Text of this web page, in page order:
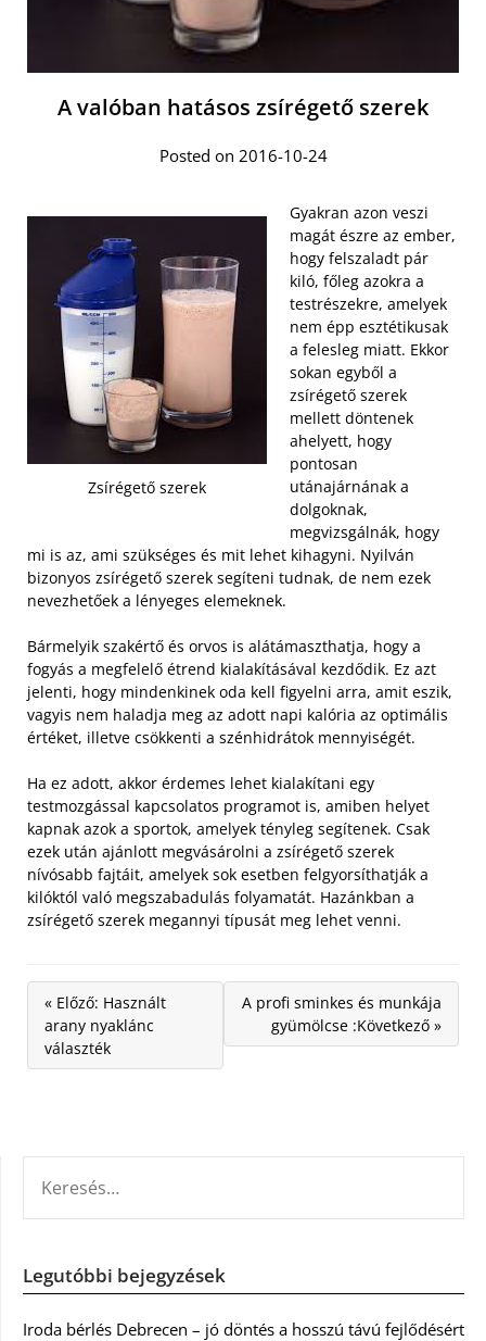
A valóban hatásos zsírégető szerek
Posted on 2016-10-24
Zsírégető szerek
Gyakran azon veszi
magát észre az ember,
hogy felszaladt pár
kiló, főleg azokra a
testrészekre, amelyek
nem épp esztétikusak
a felesleg miatt. Ekkor
sokan egyből a
zsírégető szerek
mellett döntenek
ahelyett, hogy
pontosan
utánajárnának a
dolgoknak,
megvizsgálnák, hogy
mi is az, ami szükséges és mit lehet kihagyni. Nyilván
bizonyos zsírégető szerek segíteni tudnak, de nem ezek
nevezhetőek a lényeges elemeknek.
Bármelyik szakértő és orvos is alátámaszthatja, hogy a
fogyás a megfelelő étrend kialakításával kezdődik. Ez azt
jelenti, hogy mindenkinek oda kell figyelni arra, amit eszik,
vagyis nem haladja meg az adott napi kalória az optimális
értéket, illetve csökkenti a szénhidrátok mennyiségét.
Ha ez adott, akkor érdemes lehet kialakítani egy
testmozgással kapcsolatos programot is, amiben helyet
kapnak azok a sportok, amelyek tényleg segítenek. Csak
ezek után ajánlott megvásárolni a zsírégető szerek
nívósabb fajtáit, amelyek sok esetben felgyorsíthatják a
kilóktól való megszabadulás folyamatát. Hazánkban a
zsírégető szerek megannyi típusát meg lehet venni.
« Előző: Használt
arany nyaklánc
választék
A profi sminkes és munkája
gyümölcse :Következő »
Legutóbbi bejegyzések
Iroda bérlés Debrecen – jó döntés a hosszú távú fejlődésért